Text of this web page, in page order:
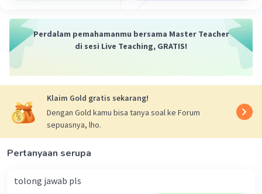
Perdalam pemahamanmu bersama Master Teacher
di sesi Live Teaching, GRATIS!
Klaim Gold gratis sekarang!
Dengan Gold kamu bisa tanya soal ke Forum
sepuasnya, lho.
Pertanyaan serupa
tolong jawab pls